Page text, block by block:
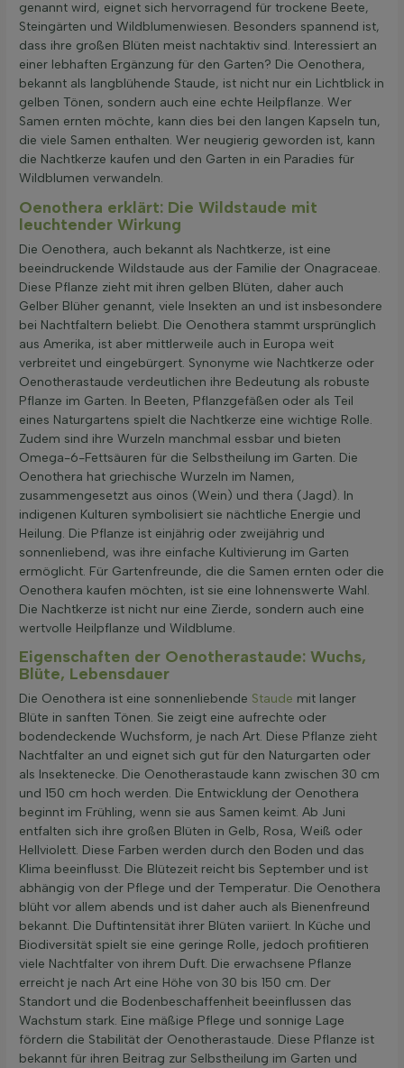
genannt wird, eignet sich hervorragend für trockene Beete,
Steingärten und Wildblumenwiesen. Besonders spannend ist,
dass ihre großen Blüten meist nachtaktiv sind. Interessiert an
einer lebhaften Ergänzung für den Garten? Die Oenothera,
bekannt als langblühende Staude, ist nicht nur ein Lichtblick in
gelben Tönen, sondern auch eine echte Heilpflanze. Wer
Samen ernten möchte, kann dies bei den langen Kapseln tun,
die viele Samen enthalten. Wer neugierig geworden ist, kann
die Nachtkerze kaufen und den Garten in ein Paradies für
Wildblumen verwandeln.
Oenothera erklärt: Die Wildstaude mit
leuchtender Wirkung
Die Oenothera, auch bekannt als Nachtkerze, ist eine
beeindruckende Wildstaude aus der Familie der Onagraceae.
Diese Pflanze zieht mit ihren gelben Blüten, daher auch
Gelber Blüher genannt, viele Insekten an und ist insbesondere
bei Nachtfaltern beliebt. Die Oenothera stammt ursprünglich
aus Amerika, ist aber mittlerweile auch in Europa weit
verbreitet und eingebürgert. Synonyme wie Nachtkerze oder
Oenotherastaude verdeutlichen ihre Bedeutung als robuste
Pflanze im Garten. In Beeten, Pflanzgefäßen oder als Teil
eines Naturgartens spielt die Nachtkerze eine wichtige Rolle.
Zudem sind ihre Wurzeln manchmal essbar und bieten
Omega-6-Fettsäuren für die Selbstheilung im Garten. Die
Oenothera hat griechische Wurzeln im Namen,
zusammengesetzt aus oinos (Wein) und thera (Jagd). In
indigenen Kulturen symbolisiert sie nächtliche Energie und
Heilung. Die Pflanze ist einjährig oder zweijährig und
sonnenliebend, was ihre einfache Kultivierung im Garten
ermöglicht. Für Gartenfreunde, die die Samen ernten oder die
Oenothera kaufen möchten, ist sie eine lohnenswerte Wahl.
Die Nachtkerze ist nicht nur eine Zierde, sondern auch eine
wertvolle Heilpflanze und Wildblume.
Eigenschaften der Oenotherastaude: Wuchs,
Blüte, Lebensdauer
Die Oenothera ist eine sonnenliebende Staude mit langer
Blüte in sanften Tönen. Sie zeigt eine aufrechte oder
bodendeckende Wuchsform, je nach Art. Diese Pflanze zieht
Nachtfalter an und eignet sich gut für den Naturgarten oder
als Insektenecke. Die Oenotherastaude kann zwischen 30 cm
und 150 cm hoch werden. Die Entwicklung der Oenothera
beginnt im Frühling, wenn sie aus Samen keimt. Ab Juni
entfalten sich ihre großen Blüten in Gelb, Rosa, Weiß oder
Hellviolett. Diese Farben werden durch den Boden und das
Klima beeinflusst. Die Blütezeit reicht bis September und ist
abhängig von der Pflege und der Temperatur. Die Oenothera
blüht vor allem abends und ist daher auch als Bienenfreund
bekannt. Die Duftintensität ihrer Blüten variiert. In Küche und
Biodiversität spielt sie eine geringe Rolle, jedoch profitieren
viele Nachtfalter von ihrem Duft. Die erwachsene Pflanze
erreicht je nach Art eine Höhe von 30 bis 150 cm. Der
Standort und die Bodenbeschaffenheit beeinflussen das
Wachstum stark. Eine mäßige Pflege und sonnige Lage
fördern die Stabilität der Oenotherastaude. Diese Pflanze ist
bekannt für ihren Beitrag zur Selbstheilung im Garten und